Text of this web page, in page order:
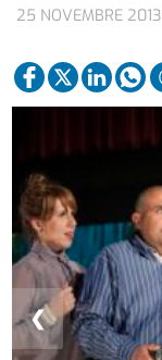
25 NOVEMBRE 2013
❮